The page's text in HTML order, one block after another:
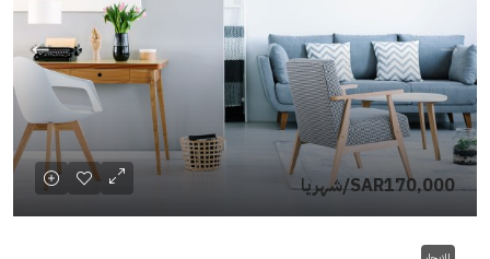
SAR170,000/شهريا